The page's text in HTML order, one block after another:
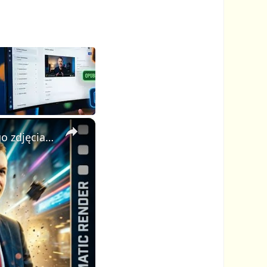
×
AI Video Generator: stwórz profesjonalne kinowe wideo z jednego zdjęcia i jednego promptu